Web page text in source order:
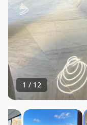
1 / 12